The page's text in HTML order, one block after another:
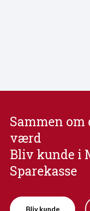
Sammen om
værd
Bliv kunde i
Sparekasse
Bliv kunde